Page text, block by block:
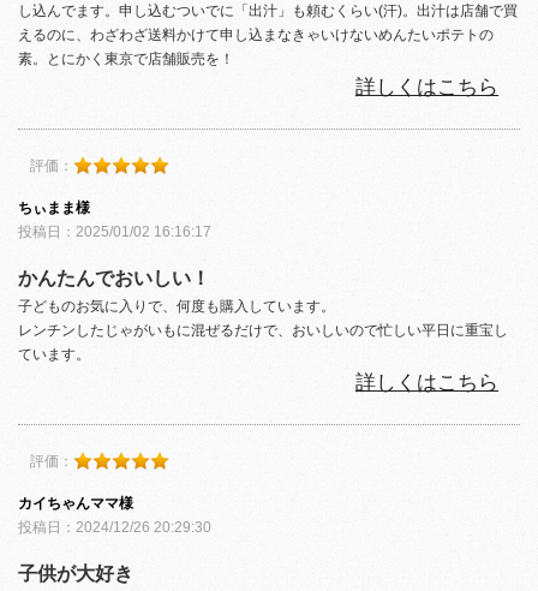
し込んでます。申し込むついでに「出汁」も頼むくらい(汗)。出汁は店舗で買
えるのに、わざわざ送料かけて申し込まなきゃいけないめんたいポテトの
素。とにかく東京で店舗販売を！
詳しくはこちら
評価：
ちぃまま様
投稿日：2025/01/02 16:16:17
かんたんでおいしい！
子どものお気に入りで、何度も購入しています。
レンチンしたじゃがいもに混ぜるだけで、おいしいので忙しい平日に重宝し
ています。
詳しくはこちら
評価：
カイちゃんママ様
投稿日：2024/12/26 20:29:30
子供が大好き